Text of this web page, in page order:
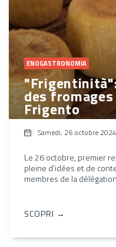
ENOGASTRONOMIA
des
Frigento
Samedi, 26 octobre 2024
Le 26 octobre, premier
pleine d'idées et de
membres de la
SCOPRI →